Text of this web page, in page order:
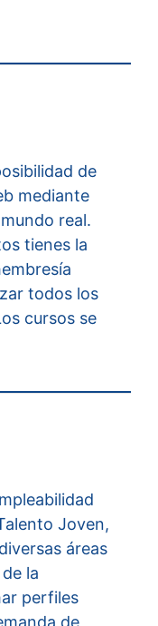
de
mediante
real.
tienes la
todos los
cursos se
Joven,
áreas
la
perfiles
de